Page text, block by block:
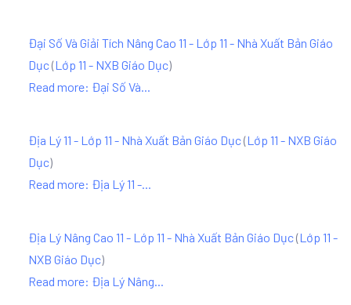
Đại Số Và Giải Tích Nâng Cao 11 - Lớp 11 - Nhà Xuất Bản Giáo
Dục(Lớp 11 - NXB Giáo Dục)
Read more: Đại Số Và...
Địa Lý 11 - Lớp 11 - Nhà Xuất Bản Giáo Dục(Lớp 11 - NXB Giáo
Dục)
Read more: Địa Lý 11 -...
Địa Lý Nâng Cao 11 - Lớp 11 - Nhà Xuất Bản Giáo Dục(Lớp 11 -
NXB Giáo Dục)
Read more: Địa Lý Nâng...